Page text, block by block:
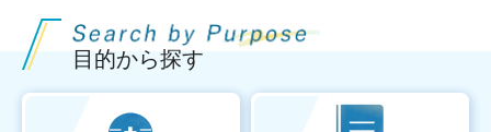
目的から探す